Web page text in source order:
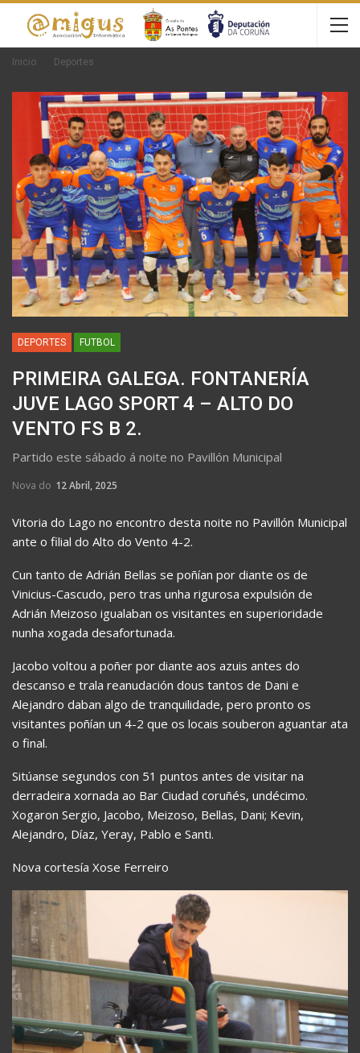
Inicio Deportes
DEPORTES FUTBOL
PRIMEIRA GALEGA. FONTANERÍA
JUVE LAGO SPORT 4 – ALTO DO
VENTO FS B 2.
Partido este sábado á noite no Pavillón Municipal
Nova do 12 Abril, 2025
Vitoria do Lago no encontro desta noite no Pavillón Municipal
ante o filial do Alto do Vento 4-2.
Cun tanto de Adrián Bellas se poñían por diante os de
Vinicius-Cascudo, pero tras unha rigurosa expulsión de
Adrián Meizoso igualaban os visitantes en superioridade
nunha xogada desafortunada.
Jacobo voltou a poñer por diante aos azuis antes do
descanso e trala reanudación dous tantos de Dani e
Alejandro daban algo de tranquilidade, pero pronto os
visitantes poñían un 4-2 que os locais souberon aguantar ata
o final.
Sitúanse segundos con 51 puntos antes de visitar na
derradeira xornada ao Bar Ciudad coruñés, undécimo.
Xogaron Sergio, Jacobo, Meizoso, Bellas, Dani; Kevin,
Alejandro, Díaz, Yeray, Pablo e Santi.
Nova cortesía Xose Ferreiro